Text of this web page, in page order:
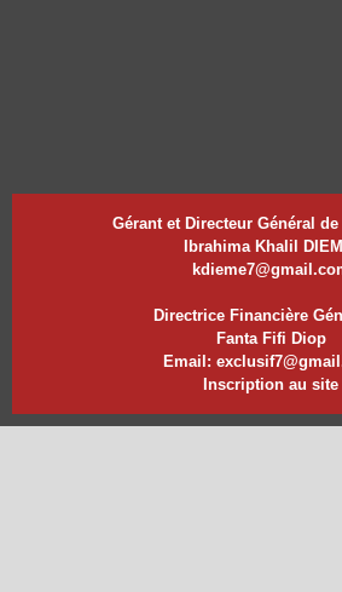
Gérant et Directeur Général
Ibrahima Khalil
Directrice Financière
Fanta Fifi Diop
Email:
Inscription au site